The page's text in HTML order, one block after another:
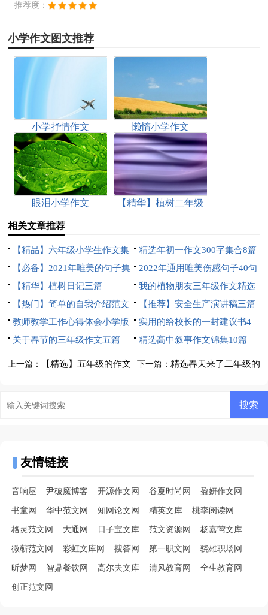
推荐度：
小学作文图文推荐
小学抒情作文 懒惰小学作文
眼泪小学作文
【精华】植树二年级
相关文章推荐
【精品】六年级小学生作文集
合七篇
精选年初一作文300字集合8篇
【必备】2021年唯美的句子集
锦58条
2022年通用唯美伤感句子40句
【精华】植树日记三篇
我的植物朋友三年级作文精选
15篇
【热门】简单的自我介绍范文
4篇
【推荐】安全生产演讲稿三篇
教师教学工作心得体会小学版
实用的给校长的一封建议书4
篇
关于春节的三年级作文五篇 精选高中叙事作文锦集10篇
上一篇：
【精选】五年级的作文
下一篇： 精选春天来了二年级的
友情链接
音响屋 尹破魔博客 开源作文网 谷夏时尚网 盈妍作文网
书童网 华中范文网 知网论文网 精英文库 桃李阅读网
格灵范文网 大通网 日子宝文库 范文资源网 杨嘉莺文库
微蕲范文网 彩虹文库网 搜答网 第一职文网 骁雄职场网
昕梦网 智鼎餐饮网 高尔夫文库 清风教育网 全生教育网
创正范文网